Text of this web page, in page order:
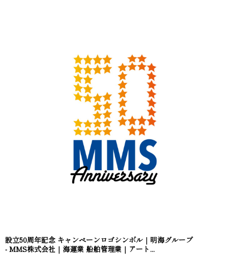
設立50周年記念 キャンペーンロゴシンボル｜明海グループ
- MMS株式会社｜海運業 船舶管理業｜アート...